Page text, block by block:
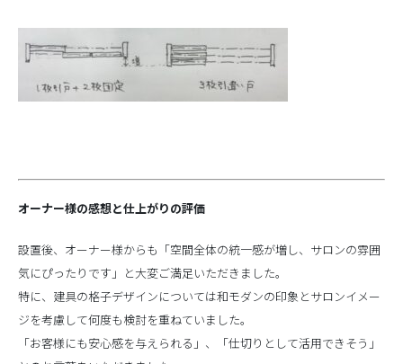
オーナー様の感想と仕上がりの評価
設置後、オーナー様からも「空間全体の統一感が増し、サロンの雰囲
気にぴったりです」と大変ご満足いただきました。
特に、建具の格子デザインについては和モダンの印象とサロンイメー
ジを考慮して何度も検討を重ねていました。
「お客様にも安心感を与えられる」、「仕切りとして活用できそう」